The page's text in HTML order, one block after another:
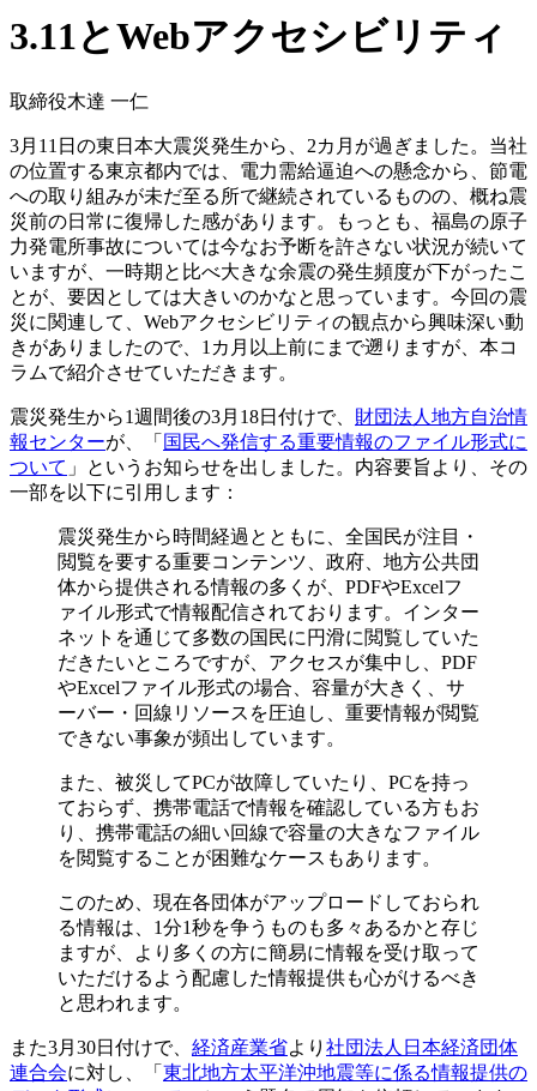
3.11とWebアクセシビリティ
取締役木達 一仁
3月11日の東日本大震災発生から、2カ月が過ぎました。当社
の位置する東京都内では、電力需給逼迫への懸念から、節電
への取り組みが未だ至る所で継続されているものの、概ね震
災前の日常に復帰した感があります。もっとも、福島の原子
力発電所事故については今なお予断を許さない状況が続いて
いますが、一時期と比べ大きな余震の発生頻度が下がったこ
とが、要因としては大きいのかなと思っています。今回の震
災に関連して、Webアクセシビリティの観点から興味深い動
きがありましたので、1カ月以上前にまで遡りますが、本コ
ラムで紹介させていただきます。
震災発生から1週間後の3月18日付けで、 財団法人地方自治情
報センターが、「 国民へ発信する重要情報のファイル形式に
ついて 」というお知らせを出しました。内容要旨より、その
一部を以下に引用します：
震災発生から時間経過とともに、全国民が注目・
閲覧を要する重要コンテンツ、政府、地方公共団
体から提供される情報の多くが、PDFやExcelフ
ァイル形式で情報配信されております。インター
ネットを通じて多数の国民に円滑に閲覧していた
だきたいところですが、アクセスが集中し、PDF
やExcelファイル形式の場合、容量が大きく、サ
ーバー・回線リソースを圧迫し、重要情報が閲覧
できない事象が頻出しています。
また、被災してPCが故障していたり、PCを持っ
ておらず、携帯電話で情報を確認している方もお
り、携帯電話の細い回線で容量の大きなファイル
を閲覧することが困難なケースもあります。
このため、現在各団体がアップロードしておられ
る情報は、1分1秒を争うものも多々あるかと存じ
ますが、より多くの方に簡易に情報を受け取って
いただけるよう配慮した情報提供も心がけるべき
と思われます。
また3月30日付けで、 経済産業省より 社団法人日本経済団体
連合会に対し、「 東北地方太平洋沖地震等に係る情報提供の